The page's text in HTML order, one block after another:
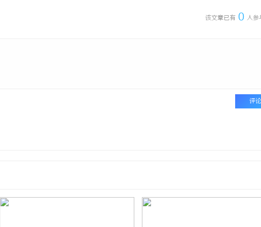
该文章已有 0 人参
评论